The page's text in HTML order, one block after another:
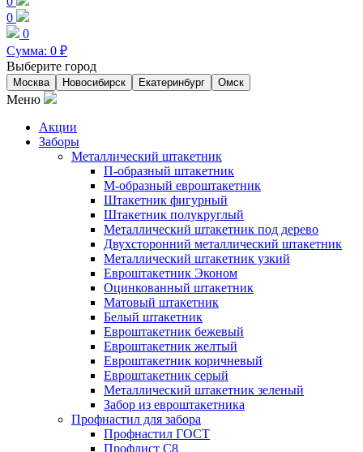
0
0
Сумма: 0 ₽
Выберите город
Москва Новосибирск Екатеринбург Омск
Меню
Акции
Заборы
Металлический штакетник
П-образный штакетник
М-образный евроштакетник
Штакетник фигурный
Штакетник полукруглый
Металлический штакетник под дерево
Двухсторонний металлический штакетник
Металлический штакетник узкий
Евроштакетник Эконом
Оцинкованный штакетник
Матовый штакетник
Белый штакетник
Евроштакетник бежевый
Евроштакетник желтый
Евроштакетник коричневый
Евроштакетник серый
Металлический штакетник зеленый
Забор из евроштакетника
Профнастил для забора
Профнастил ГОСТ
Профлист С8